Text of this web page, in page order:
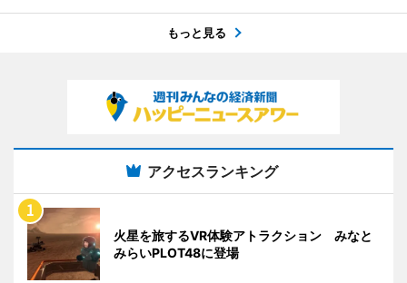
もっと見る
アクセスランキング
火星を旅するVR体験アトラクション みなと
みらいPLOT48に登場